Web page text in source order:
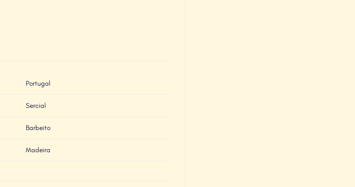
Portugal
Sercial
Barbeito
Madeira